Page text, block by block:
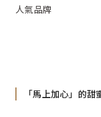
人氣品牌
「馬上加心」的甜